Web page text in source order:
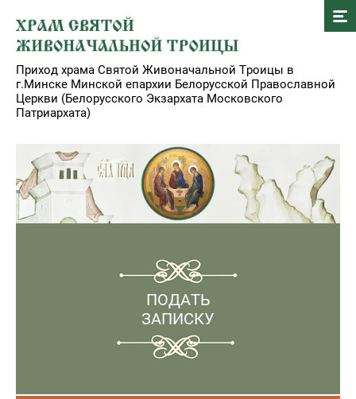
Приход храма Святой Живоначальной Троицы в
г.Минске Минской епархии Белорусской Православной
Церкви (Белорусского Экзархата Московского
Патриархата)
ПОДАТЬ
ЗАПИСКУ